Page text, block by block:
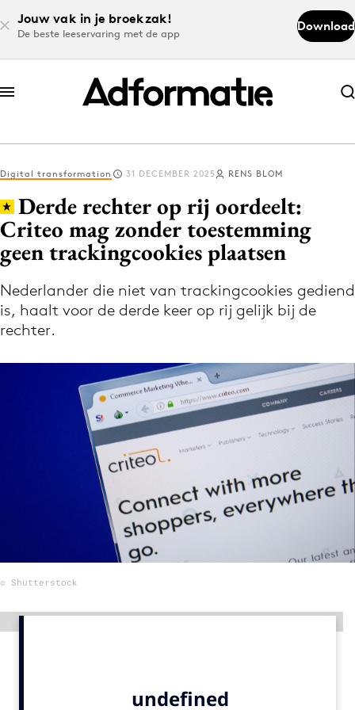
Jouw vak in je broekzak!
De beste leeservaring met de app
Download
Abonneer nu
Abonneer nu
Log in
Download de app
Volg het laatste nieuws via de Adformatie
Nieuws app
9 sept: GenAI-training
12 nov: MarketingLive!
Academy
Digital transformation 31 DECEMBER 2025 RENS BLOM
Derde rechter op rij oordeelt:
Criteo mag zonder toestemming
geen trackingcookies plaatsen
Nederlander die niet van trackingcookies gediend
is, haalt voor de derde keer op rij gelijk bij de
rechter.
© Shutterstock